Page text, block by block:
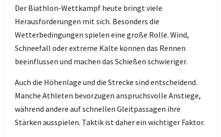
Der Biathlon-Wettkampf heute bringt viele
Herausforderungen mit sich. Besonders die
Wetterbedingungen spielen eine große Rolle. Wind,
Schneefall oder extreme Kälte können das Rennen
beeinflussen und machen das Schießen schwieriger.
Auch die Höhenlage und die Strecke sind entscheidend.
Manche Athleten bevorzugen anspruchsvolle Anstiege,
während andere auf schnellen Gleitpassagen ihre
Stärken ausspielen. Taktik ist daher ein wichtiger Faktor.